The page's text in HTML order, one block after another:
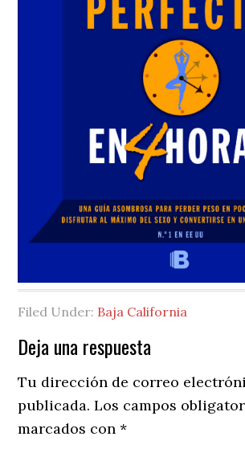
Filed Under: Baja California
Reader
Interactions
Deja una respuesta
Tu dirección de correo
publicada. Los campos
marcados con*